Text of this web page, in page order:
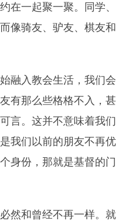
在一起聚一聚。同学、
像骑友、驴友、棋友和
融入教会生活，我们会
有那么些格格不入，甚
言。这并不意味着我们
我们以前的朋友不再优
身份，那就是基督的门
然和曾经不再一样。就